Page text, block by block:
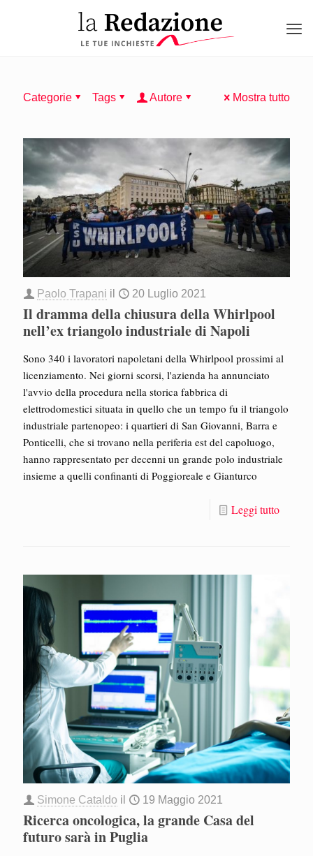
Categorie Tags Autore Mostra tutto
Paolo Trapani il 20 Luglio 2021
Il dramma della chiusura della Whirlpool
nell’ex triangolo industriale di Napoli
Sono 340 i lavoratori napoletani della Whirlpool prossimi al
licenziamento. Nei giorni scorsi, l'azienda ha annunciato
l'avvio della procedura nella storica fabbrica di
elettrodomestici situata in quello che un tempo fu il triangolo
industriale partenopeo: i quartieri di San Giovanni, Barra e
Ponticelli, che si trovano nella periferia est del capoluogo,
hanno rappresentato per decenni un grande polo industriale
insieme a quelli confinanti di Poggioreale e Gianturco
Leggi tutto
Simone Cataldo il 19 Maggio 2021
Ricerca oncologica, la grande Casa del
futuro sarà in Puglia